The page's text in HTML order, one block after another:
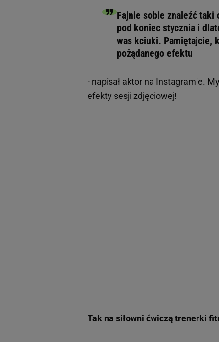
Fajnie sobie znaleźć taki
pod koniec stycznia i
was kciuki. Pamiętajcie,
pożądanego efektu
- napisał aktor na Instagramie.
efekty sesji zdjęciowej!
Tak na siłowni ćwiczą trenerki